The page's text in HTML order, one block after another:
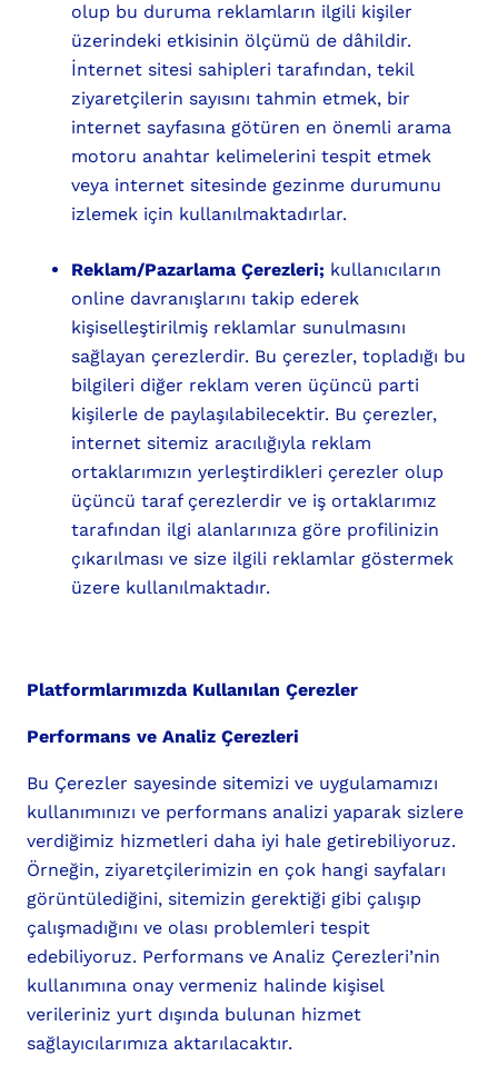
olup bu duruma reklamların ilgili kişiler
üzerindeki etkisinin ölçümü de dâhildir.
İnternet sitesi sahipleri tarafından, tekil
ziyaretçilerin sayısını tahmin etmek, bir
internet sayfasına götüren en önemli arama
motoru anahtar kelimelerini tespit etmek
veya internet sitesinde gezinme durumunu
izlemek için kullanılmaktadırlar.
Reklam/Pazarlama Çerezleri; kullanıcıların
online davranışlarını takip ederek
kişiselleştirilmiş reklamlar sunulmasını
sağlayan çerezlerdir. Bu çerezler, topladığı bu
bilgileri diğer reklam veren üçüncü parti
kişilerle de paylaşılabilecektir. Bu çerezler,
internet sitemiz aracılığıyla reklam
ortaklarımızın yerleştirdikleri çerezler olup
üçüncü taraf çerezlerdir ve iş ortaklarımız
tarafından ilgi alanlarınıza göre profilinizin
çıkarılması ve size ilgili reklamlar göstermek
üzere kullanılmaktadır.
Platformlarımızda Kullanılan Çerezler
Performans ve Analiz Çerezleri
Bu Çerezler sayesinde sitemizi ve uygulamamızı
kullanımınızı ve performans analizi yaparak sizlere
verdiğimiz hizmetleri daha iyi hale getirebiliyoruz.
Örneğin, ziyaretçilerimizin en çok hangi sayfaları
görüntülediğini, sitemizin gerektiği gibi çalışıp
çalışmadığını ve olası problemleri tespit
edebiliyoruz. Performans ve Analiz Çerezleri’nin
kullanımına onay vermeniz halinde kişisel
verileriniz yurt dışında bulunan hizmet
sağlayıcılarımıza aktarılacaktır.